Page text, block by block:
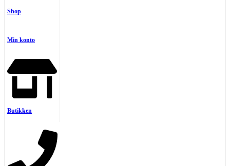
Shop
Min konto
Butikken